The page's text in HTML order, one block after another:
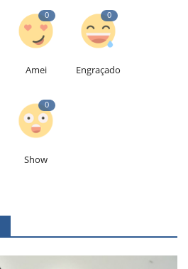
0
Amei
0
Engraçado
0
Show